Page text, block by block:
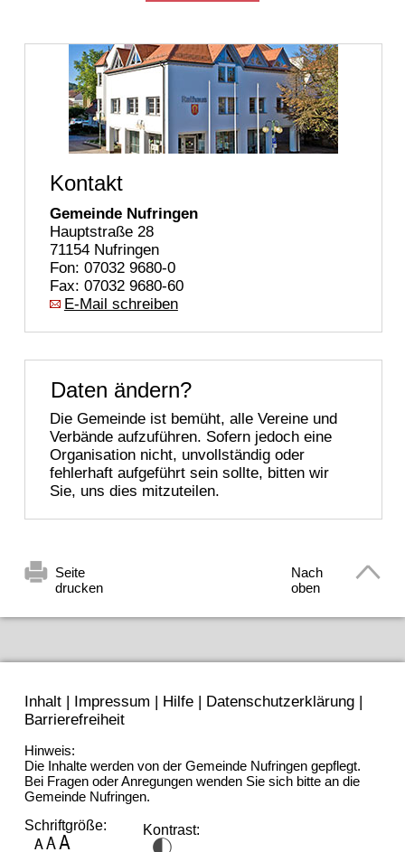
Kontakt
Gemeinde Nufringen
Hauptstraße 28
71154 Nufringen
Fon: 07032 9680-0
Fax: 07032 9680-60
E-Mail schreiben
Daten ändern?
Die Gemeinde ist bemüht, alle Vereine und
Verbände aufzuführen. Sofern jedoch eine
Organisation nicht, unvollständig oder
fehlerhaft aufgeführt sein sollte, bitten wir
Sie, uns dies mitzuteilen.
Seite
drucken
Nach
oben
Inhalt| Impressum | Hilfe| Datenschutzerklärung|
Barrierefreiheit
Hinweis:
Die Inhalte werden von der Gemeinde Nufringen gepflegt.
Bei Fragen oder Anregungen wenden Sie sich bitte an die
Gemeinde Nufringen.
Schriftgröße:
Kontrast: